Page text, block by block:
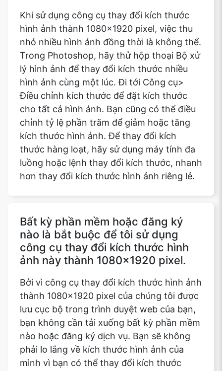
Khi sử dụng công cụ thay đổi kích thước
hình ảnh thành 1080x1920 pixel, việc thu
nhỏ nhiều hình ảnh đồng thời là không thể.
Trong Photoshop, hãy thử hộp thoại Bộ xử
lý hình ảnh để thay đổi kích thước nhiều
hình ảnh cùng một lúc. Đi tới Công cụ>
Điều chỉnh kích thước để đặt kích thước
cho tất cả hình ảnh. Bạn cũng có thể điều
chỉnh tỷ lệ phần trăm để giảm hoặc tăng
kích thước hình ảnh. Để thay đổi kích
thước hàng loạt, hãy sử dụng máy tính đa
luồng hoặc lệnh thay đổi kích thước, nhanh
hơn thay đổi kích thước hình ảnh riêng lẻ.
Bất kỳ phần mềm hoặc đăng ký
nào là bắt buộc để tôi sử dụng
công cụ thay đổi kích thước hình
ảnh này thành 1080x1920 pixel.
Bởi vì công cụ thay đổi kích thước hình ảnh
thành 1080x1920 pixel của chúng tôi được
lưu cục bộ trong trình duyệt web của bạn,
bạn không cần tải xuống bất kỳ phần mềm
nào hoặc đăng ký dịch vụ. Bạn sẽ không
phải lo lắng về kích thước hình ảnh của
mình vì bạn có thể thay đổi kích thước